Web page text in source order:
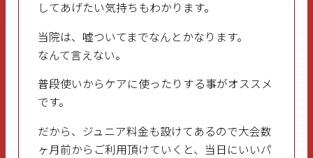
してあげたい気持ちもわかります。
当院は、嘘ついてまでなんとかなります。
なんて言えない。
普段使いからケアに使ったりする事がオススメ
です。
だから、ジュニア料金も設けてあるので大会数
ヶ月前からご利用頂けていくと、当日にいいパ